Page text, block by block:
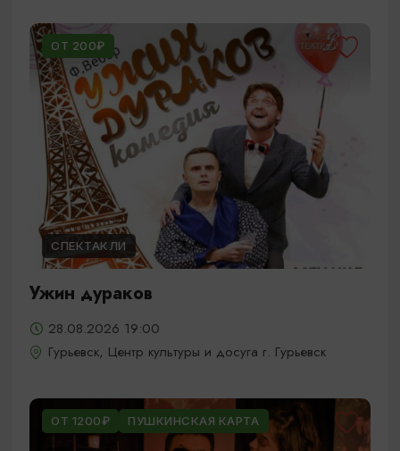
ОТ 200₽
СПЕКТАКЛИ
Ужин дураков
28.08.2026 19:00
Гурьевск, Центр культуры и досуга г. Гурьевск
ОТ 1200₽ ПУШКИНСКАЯ КАРТА